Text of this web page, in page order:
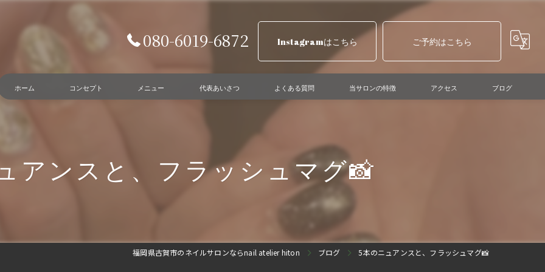
080-6019-6872 Instagramはこちら ご予約はこちら
ホーム コンセプト メニュー 代表あいさつ よくある質問 当サロンの特徴
ショートネイル
個性派ネイル
巻き爪ケア
アクセス ブログ
アンスと、フラッシュマグ📸
福岡県古賀市のネイルサロンならnail atelier hiton ブログ 5本のニュアンスと、フラッシュマグ📸